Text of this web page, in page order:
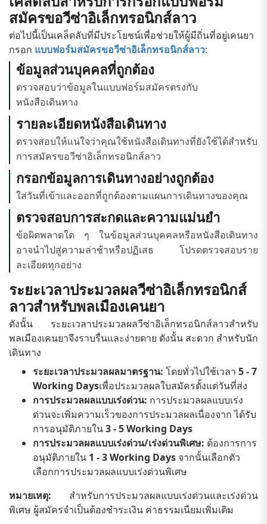
สมัครขอวีซ่าอิเล็กทรอนิกส์ลาว
ต่อไปนี้เป็นเคล็ดลับที่มีประโยชน์เพื่อช่วยให้ผู้มีถิ่นที่อยู่เคนยา
กรอก แบบฟอร์มสมัครขอวีซ่าอิเล็กทรอนิกส์ลาว:
ข้อมูลส่วนบุคคลที่ถูกต้อง
ตรวจสอบว่าข้อมูลในแบบฟอร์มสมัครตรงกับ
หนังสือเดินทาง
รายละเอียดหนังสือเดินทาง
ตรวจสอบให้แน่ใจว่าคุณใช้หนังสือเดินทางที่ยังใช้ได้สำหรับ
การสมัครขอวีซ่าอิเล็กทรอนิกส์ลาว
กรอกข้อมูลการเดินทางอย่างถูกต้อง
ใส่วันที่เข้าและออกที่ถูกต้องตามแผนการเดินทางของคุณ
ตรวจสอบการสะกดและความแม่นยำ
ข้อผิดพลาดใด ๆ ในข้อมูลส่วนบุคคลหรือหนังสือเดินทาง
อาจนำไปสู่ความล่าช้าหรือปฏิเสธ โปรดตรวจสอบราย
ละเอียดทุกอย่าง
ระยะเวลาประมวลผลวีซ่าอิเล็กทรอนิกส์
ลาวสำหรับพลเมืองเคนยา
ดังนั้น ระยะเวลาประมวลผลวีซ่าอิเล็กทรอนิกส์ลาวสำหรับ
พลเมืองเคนยาจึงราบรื่นและง่ายดาย ดังนั้น สะดวก สำหรับนัก
เดินทาง
ระยะเวลาประมวลผลมาตรฐาน: โดยทั่วไปใช้เวลา 5 - 7
Working Daysเพื่อประมวลผลใบสมัครตั้งแต่วันที่ส่ง
การประมวลผลแบบเร่งด่วน: การประมวลผลแบบเร่ง
ด่วนจะเพิ่มความเร็วของการประมวลผลเนื่องจาก ได้รับ
การอนุมัติภายใน3 - 5 Working Days
การประมวลผลแบบเร่งด่วน/เร่งด่วนพิเศษ: ต้องการการ
อนุมัติภายใน 1 - 3 Working Days จากนั้นเลือกตัว
เลือกการประมวลผลแบบเร่งด่วนพิเศษ
หมายเหตุ: สำหรับการประมวลผลแบบเร่งด่วนและเร่งด่วน
พิเศษ ผู้สมัครจำเป็นต้องชำระเงิน ค่าธรรมเนียมเพิ่มเติม